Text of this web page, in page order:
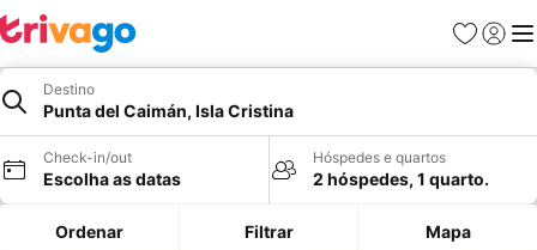
Favoritos
Iniciar
Destino
Punta del Caimán, Isla Cristina
Check-in/out
Escolha as datas
Hóspedes e quartos
2 hóspedes, 1 quarto.
Ordenar Filtrar Mapa